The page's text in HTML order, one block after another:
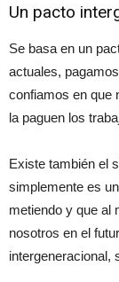
Un pacto
Se basa en un
actuales,
confiamos en que
la paguen los
Existe también el
simplemente es
metiendo y que al
nosotros en el
intergeneracional,